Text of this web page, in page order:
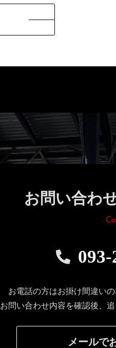
お問い合わ
お電話の方はお掛け間違い
お問い合わせ内容を確認後、
メールで